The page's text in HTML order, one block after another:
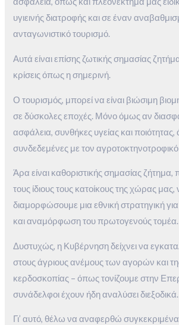
υγιεινής διατροφής και σε έναν
ανταγωνιστικό τουρισμό.
Αυτά είναι επίσης ζωτικής σημασίας
κρίσεις όπως η σημερινή.
Ο τουρισμός, μπορεί να είναι βιώσιμη
σε δύσκολες εποχές. Μόνο όμως αν
ασφάλεια, συνθήκες υγείας και
συνδεδεμένες με τον
Άρα είναι καθοριστικής σημασίας
τους ίδιους τους κατοίκους της χώρας μας,
διαμορφώσουμε μια εθνική στρατηγική
και αναμόρφωση του πρωτογενούς τομέα.
Δυστυχώς, η Κυβέρνηση δείχνει να
στους άγριους ανέμους των αγορών και
κερδοσκοπίας – όπως τονίζουμε στην
συνάδελφοι έχουν ήδη αναλύσει διεξοδικά.
Γι’ αυτό, θέλω να αναφερθώ